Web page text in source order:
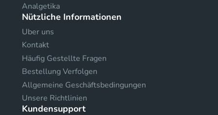
Analgetika
Nützliche Informationen
Uber uns
Kontakt
Häufig Gestellte Fragen
Bestellung Verfolgen
Allgemeine Geschäftsbedingungen
Unsere Richtlinien
Kundensupport